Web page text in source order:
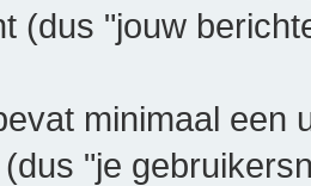
(dus "jouw
minimaal een
"je